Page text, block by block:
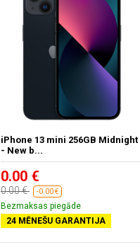
iPhone 13 mini 256GB Midnight
- New b...
0.00 €
0.00 € -0.00 €
Bezmaksas piegāde
24 MĒNEŠU GARANTIJA